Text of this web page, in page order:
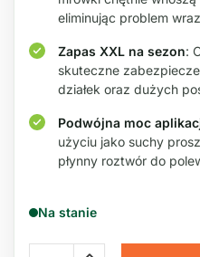
eliminując problem
Zapas XXL na sezon:
skuteczne
działek oraz dużych
Podwójna moc
użyciu jako suchy
płynny roztwór do
Na stanie